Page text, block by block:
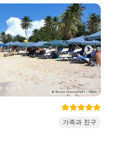
가족과 친구